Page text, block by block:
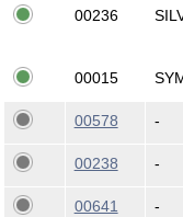
00236
00015
00578 -
00238 -
00641 -